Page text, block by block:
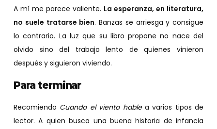
A mí me parece valiente. La esperanza, en literatura,
no suele tratarse bien. Banzas se arriesga y consigue
lo contrario. La luz que su libro propone no nace del
olvido sino del trabajo lento de quienes vinieron
después y siguieron viviendo.
Para terminar
Recomiendo Cuando el viento hablea varios tipos de
lector. A quien busca una buena historia de infancia